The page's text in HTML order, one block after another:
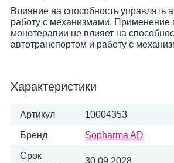
Влияние на способность управлять
работу с механизмами. Применение
монотерапии не влияет на
автотранспортом и работу с
Характеристики
Артикул 10004353
Бренд Sopharma AD
Срок
30.09.2028